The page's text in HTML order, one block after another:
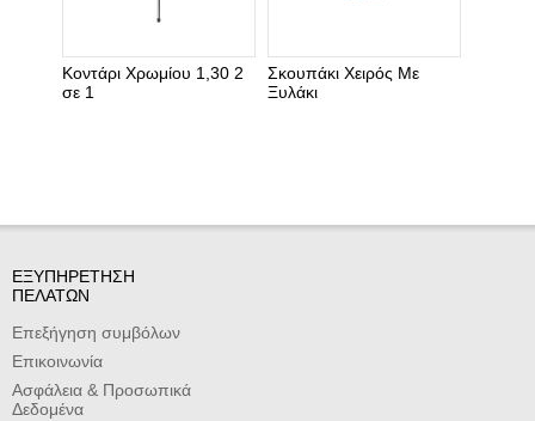
Κοντάρι Χρωμίου 1,30 2
σε 1
Σκουπάκι Χειρός Με
Ξυλάκι
ΕΞΥΠΗΡΕΤΗΣΗ
ΠΕΛΑΤΩΝ
Επεξήγηση συμβόλων
Επικοινωνία
Ασφάλεια & Προσωπικά
Δεδομένα